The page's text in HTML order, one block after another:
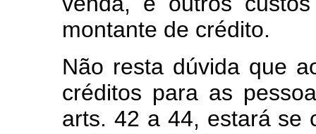
montante de crédito.
Não resta dúvida que
créditos para as
arts. 42 a 44, estará se